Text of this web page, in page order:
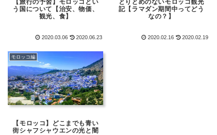
【旅行の予習】モロッコとい
う国について【治安、物価、
観光、食】
2020.03.06 2020.06.23
とりとめのないモロッコ観光
記【ラマダン期間中ってどう
なの？】
2020.02.16 2020.02.19
モロッコ編
【モロッコ】どこまでも青い
街シャフシャウエンの光と闇